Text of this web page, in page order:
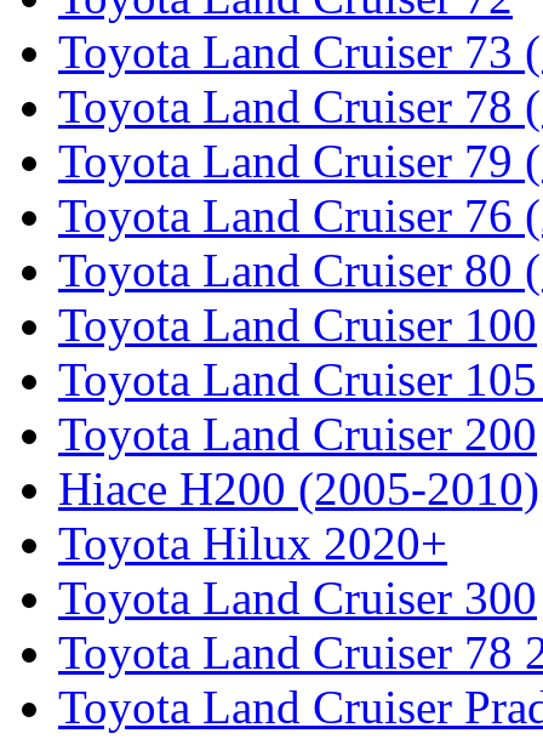
Toyota Land Cruiser 73
Toyota Land Cruiser 78
Toyota Land Cruiser 79
Toyota Land Cruiser 76
Toyota Land Cruiser 80
Toyota Land Cruiser 100
Toyota Land Cruiser
Toyota Land Cruiser 200
Hiace H200 (2005-2010)
Toyota Hilux 2020+
Toyota Land Cruiser 300
Toyota Land Cruiser 78
Toyota Land Cruiser